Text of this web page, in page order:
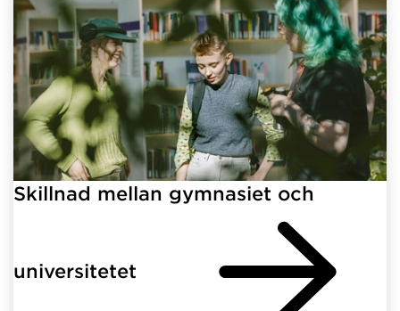
Skillnad mellan gymnasiet och
universitetet